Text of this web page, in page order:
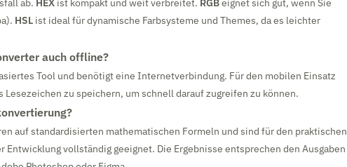
ab. HEX ist kompakt und weit verbreitet. RGBeignet sich gut, wenn Sie
HSL ist ideal für dynamische Farbsysteme und Themes, da es leichter
auch offline?
Tool und benötigt eine Internetverbindung. Für den mobilen Einsatz
zu speichern, um schnell darauf zugreifen zu können.
auf standardisierten mathematischen Formeln und sind für den praktischen
Entwicklung vollständig geeignet. Die Ergebnisse entsprechen den Ausgaben